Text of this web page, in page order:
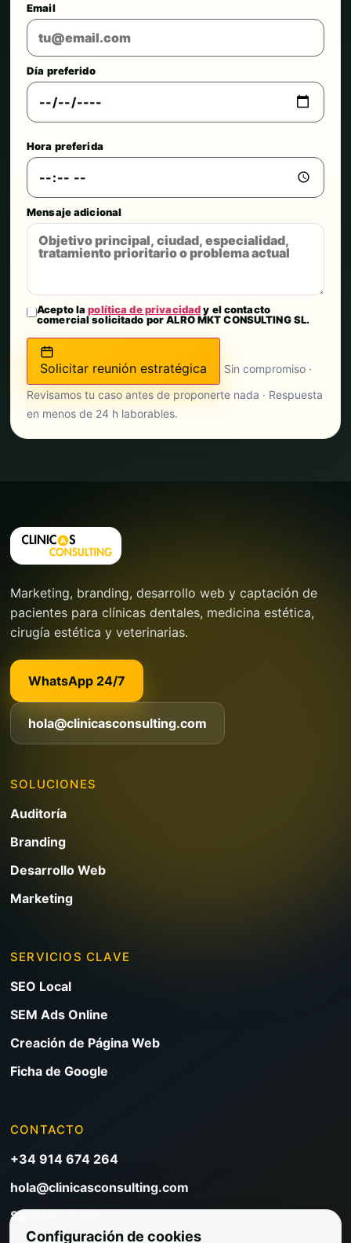
Email
Día preferido
Hora preferida
Mensaje adicional
Acepto lapolítica de privacidady el contacto
comercial solicitado por ALRO MKT CONSULTING SL.
Solicitar reunión estratégica
Sin compromiso ·
Revisamos tu caso antes de proponerte nada · Respuesta
en menos de 24 h laborables.
Marketing, branding, desarrollo web y captación de
pacientes para clínicas dentales, medicina estética,
cirugía estética y veterinarias.
WhatsApp 24/7
hola@clinicasconsulting.com
SOLUCIONES
Auditoría
Branding
Desarrollo Web
Marketing
SERVICIOS CLAVE
SEO Local
SEM Ads Online
Creación de Página Web
Ficha de Google
CONTACTO
+34 914 674 264
hola@clinicasconsulting.com
Solicitar reunión
Configuración de cookies